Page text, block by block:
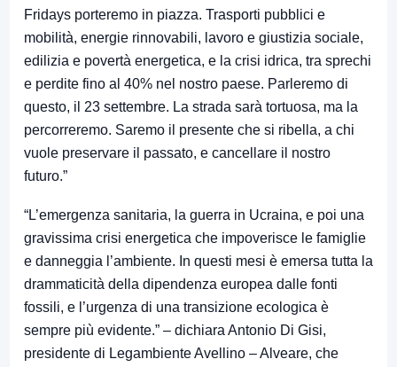
Fridays porteremo in piazza. Trasporti pubblici e
mobilità, energie rinnovabili, lavoro e giustizia sociale,
edilizia e povertà energetica, e la crisi idrica, tra sprechi
e perdite fino al 40% nel nostro paese. Parleremo di
questo, il 23 settembre. La strada sarà tortuosa, ma la
percorreremo. Saremo il presente che si ribella, a chi
vuole preservare il passato, e cancellare il nostro
futuro.”
“L’emergenza sanitaria, la guerra in Ucraina, e poi una
gravissima crisi energetica che impoverisce le famiglie
e danneggia l’ambiente. In questi mesi è emersa tutta la
drammaticità della dipendenza europea dalle fonti
fossili, e l’urgenza di una transizione ecologica è
sempre più evidente.” – dichiara Antonio Di Gisi,
presidente di Legambiente Avellino – Alveare, che